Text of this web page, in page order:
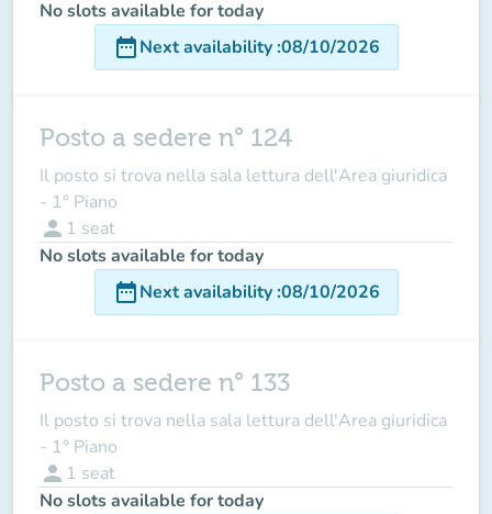
No slots available for today
date_rangeNext availability:08/10/2026
Posto a sedere n° 124
Il posto si trova nella sala lettura dell'Area giuridica
- 1° Piano
person 1 seat
No slots available for today
date_rangeNext availability:08/10/2026
Posto a sedere n° 133
Il posto si trova nella sala lettura dell'Area giuridica
- 1° Piano
person 1 seat
No slots available for today